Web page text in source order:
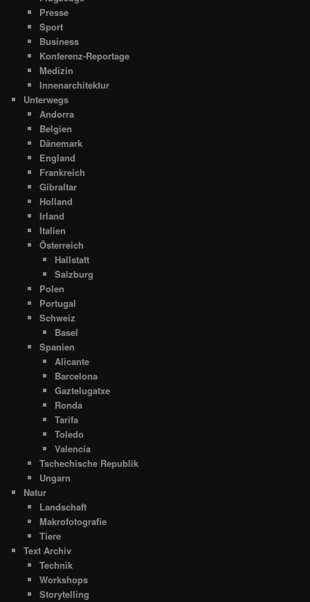
Presse
Sport
Business
Konferenz-Reportage
Medizin
Innenarchitektur
Unterwegs
Andorra
Belgien
Dänemark
England
Frankreich
Gibraltar
Holland
Irland
Italien
Österreich
Hallstatt
Salzburg
Polen
Portugal
Schweiz
Basel
Spanien
Alicante
Barcelona
Gaztelugatxe
Ronda
Tarifa
Toledo
Valencia
Tschechische Republik
Ungarn
Natur
Landschaft
Makrofotografie
Tiere
Text Archiv
Technik
Workshops
Storytelling